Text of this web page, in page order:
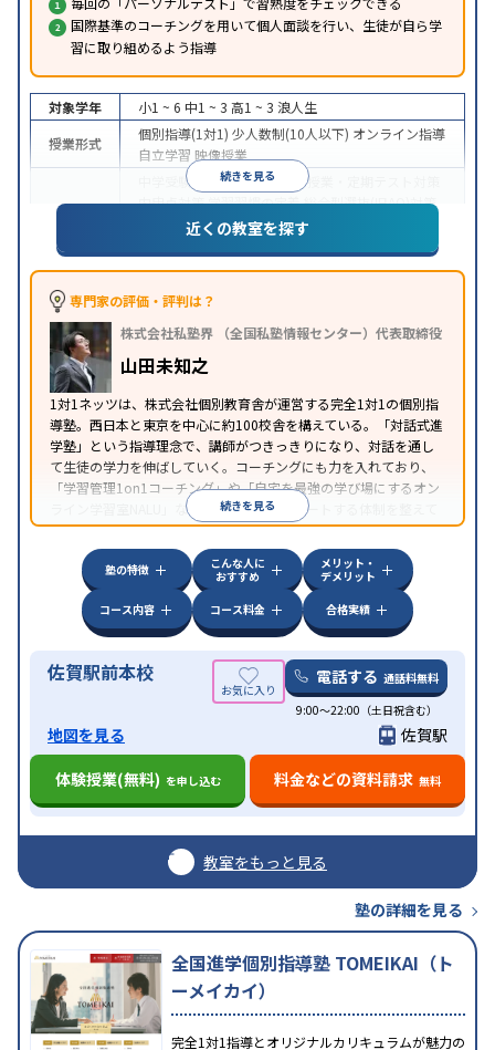
国際基準のコーチングを用いて個人面談を行い、生徒が自ら学
習に取り組めるよう指導
続きを見る
対象学年 小1 ~ 6 中1 ~ 3 高1 ~ 3 浪人生
授業形式
個別指導(1対1) 少人数制(10人以下) オンライン指導
自立学習 映像授業
中学受験 高校受験大学受験
授業・定期テスト対策
内申点対策学習習慣の定着総合型選抜(旧AO)対策
推薦入試対策 学校別特化対策
特徴
中高一貫校生に対応
ブレットを利用
季節講習のみの受講可自習室あり
近くの教室を探す
専門家の評価・評判は？
株式会社私塾界 （全国私塾情報センター）代表取締役
山田未知之
1対1ネッツは、株式会社個別教育舎が運営する完全1対1の個別指
導塾。西日本と東京を中心に約100校舎を構えている。「対話式進
学塾」という指導理念で、講師がつきっきりになり、対話を通し
て生徒の学力を伸ばしていく。コーチングにも力を入れており、
「学習管理1on1コーチング」や「自宅を最強の学び場にするオン
ライン学習室NALU」など、自宅学習もサポートする体制を整えて
いる。
続きを見る
塾の特徴
こんな人に
おすすめ
メリット・
デメリット
コース内容
コース料金 合格実績
佐賀駅前本校 電話する 通話料無料
9:00～22:00（土日祝含む）
地図を見る
佐賀駅
体験授業(無料) を申し込む 料金などの資料請求 無料
教室をもっと見る
塾の詳細を見る
全国進学個別指導塾 TOMEIKAI（ト
ーメイカイ）
完全1対1指導とオリジナルカリキュラムが魅力の